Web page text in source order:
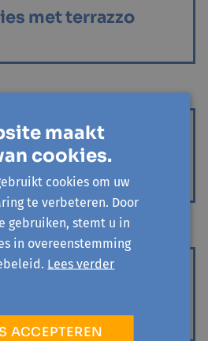
met terrazzo
- 1 sessie
met terrazzo
sessie
maakt
cookies.
cookies om uw
te verbeteren. Door
gebruiken, stemt u in
in overeenstemming
Lees verder
ACCEPTEREN